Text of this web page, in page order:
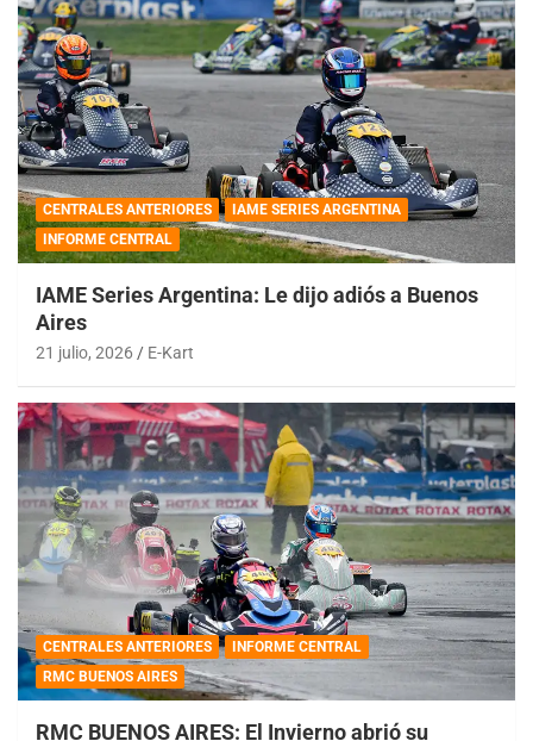
CENTRALES ANTERIORES
IAME SERIES ARGENTINA
INFORME CENTRAL
IAME Series Argentina: Le dijo adiós a Buenos
Aires
21 julio, 2026 E-Kart
CENTRALES ANTERIORES
INFORME CENTRAL
RMC BUENOS AIRES
RMC BUENOS AIRES: El Invierno abrió su